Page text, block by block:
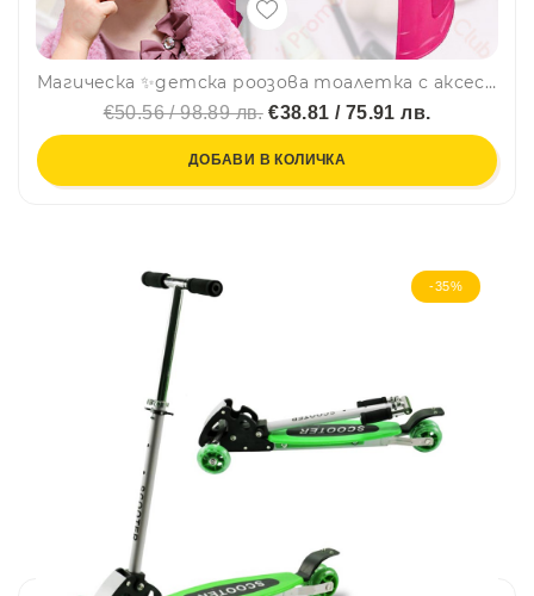
Магическа ✨детска роозова тоалетка с аксесоари 🎀
€50.56 / 98.89 лв.€38.81 / 75.91 лв.
ДОБАВИ В КОЛИЧКА
-35%